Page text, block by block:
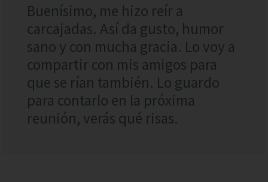
Buenísimo, me hizo reír a
carcajadas. Así da gusto, humor
sano y con mucha gracia. Lo voy a
compartir con mis amigos para
que se rían también. Lo guardo
para contarlo en la próxima
reunión, verás qué risas.